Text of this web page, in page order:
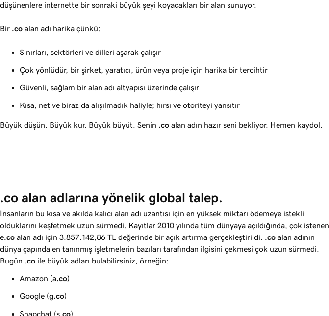
düşünenlere internette bir sonraki büyük şeyi koyacakları bir alan sunuyor.
Bir .co alan adı harika çünkü:
Sınırları, sektörleri ve dilleri aşarak çalışır
Çok yönlüdür, bir şirket, yaratıcı, ürün veya proje için harika bir tercihtir
Güvenli, sağlam bir alan adı altyapısı üzerinde çalışır
Kısa, net ve biraz da alışılmadık haliyle; hırsı ve otoriteyi yansıtır
Büyük düşün. Büyük kur. Büyük büyüt. Senin .co alan adın hazır seni bekliyor. Hemen kaydol.
.co alan adlarına yönelik global talep.
İnsanların bu kısa ve akılda kalıcı alan adı uzantısı için en yüksek miktarı ödemeye istekli
olduklarını keşfetmek uzun sürmedi. Kayıtlar 2010 yılında tüm dünyaya açıldığında, çok istenen
e.co alan adı için 3.857.142,86 TL değerinde bir açık artırma gerçekleştirildi. .co alan adının
dünya çapında en tanınmış işletmelerin bazıları tarafından ilgisini çekmesi çok uzun sürmedi.
Bugün .co ile büyük adları bulabilirsiniz, örneğin:
Amazon (a.co)
Google (g.co)
Snapchat (s.co)